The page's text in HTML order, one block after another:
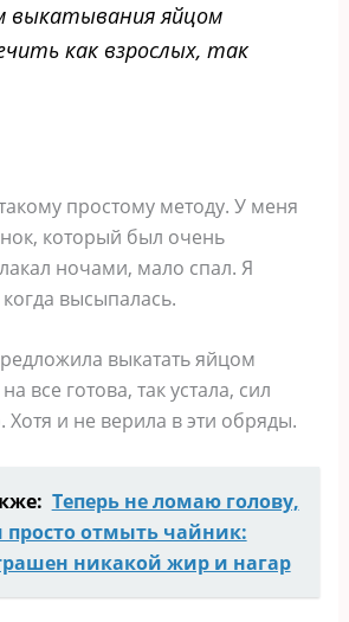
яйцом
как взрослых, так
простому методу. У меня
который был очень
ночами, мало спал. Я
высыпалась.
выкатать яйцом
все готова, так устала, сил
и не верила в эти обряды.
Теперь не ломаю голову,
просто отмыть чайник:
никакой жир и нагар